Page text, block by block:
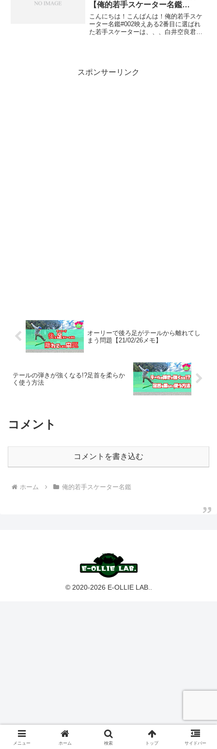
【俺的若手スケーター名鑑
#002】
こんにちは！こんばんは！俺的若手スケ
ーター名鑑#002映えある2番目に選ばれ
た若手スケーターは、、、白井空良君で
スポンサーリンク
オーリーで後ろ足がテールから離れてし
まう問題【21/02/26メモ】
テールの弾きが強くなる!?足首を柔らか
く使う方法
コメント
コメントを書き込む
ホーム 俺的若手スケーター名鑑
© 2020-2026 E-OLLIE LAB..
メニュー ホーム 検索 トップ サイドバー